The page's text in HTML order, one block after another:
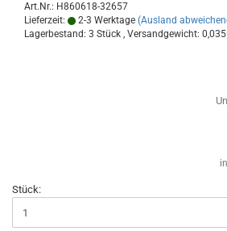
Art.Nr.: H860618-32657
Lieferzeit:
2-3 Werktage (Ausland
Lagerbestand: 3 Stück , Versandgewicht: 0,035
Stück: